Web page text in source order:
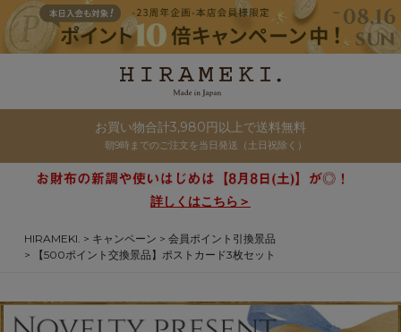
お買い物合計3,980円以上で送料無料
朝9時までのご注文を当日発送（土日祝除く）
詳しくはこちら＞
HIRAMEKI. キャンペーン
会員ポイント引換景品
【500ポイント交換景品】ポストカード3枚セット